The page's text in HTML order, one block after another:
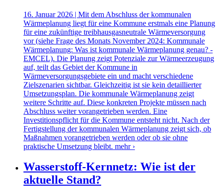
16. Januar 2026 | Mit dem Abschluss der kommunalen
Wärmeplanung liegt für eine Kommune erstmals eine Planung
für eine zukünftige treibhausgasneutrale Wärmeversorgung
vor (siehe Frage des Monats November 2024: Kommunale
Wärmeplanung: Was ist kommunale Wärmeplanung genau? -
EMCEL). Die Planung zeigt Potenziale zur Wärmeerzeugung
auf, teilt das Gebiet der Kommune in
Wärmeversorgungsgebiete ein und macht verschiedene
Zielszenarien sichtbar. Gleichzeitig ist sie kein detaillierter
Umsetzungsplan. Die kommunale Wärmeplanung zeigt
weitere Schritte auf. Diese konkreten Projekte müssen nach
Abschluss weiter vorangetrieben werden. Eine
Investitionspflicht für die Kommune entsteht nicht. Nach der
Fertigstellung der kommunalen Wärmeplanung zeigt sich, ob
Maßnahmen vorangetrieben werden oder ob sie ohne
praktische Umsetzung bleibt. mehr ›
Wasserstoff-Kernnetz: Wie ist der
aktuelle Stand?